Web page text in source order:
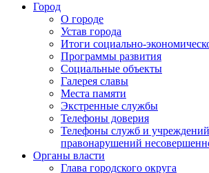
Город
О городе
Устав города
Итоги социально-
Программы развития
Социальные объекты
Галерея славы
Места памяти
Экстренные службы
Телефоны доверия
Телефоны служб и
правонарушений
Органы власти
Глава городского округа